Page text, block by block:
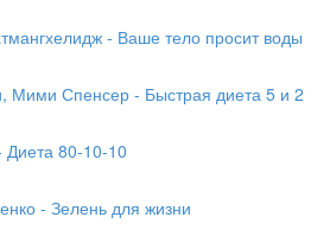
- Ваше тело просит воды
Мими Спенсер - Быстрая диета 5 и 2
Диета 80-10-10
- Зелень для жизни